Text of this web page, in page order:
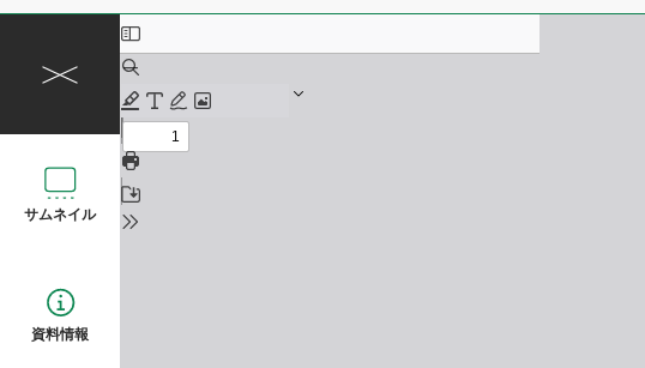
サムネイル
資料情報